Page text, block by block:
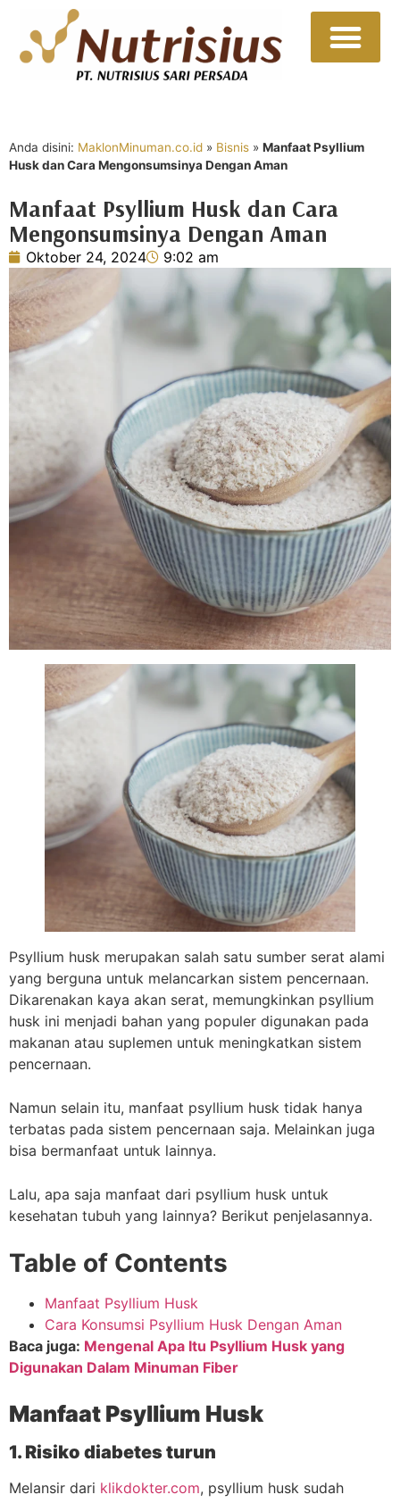
Anda disini: MaklonMinuman.co.id » Bisnis » Manfaat Psyllium
Husk dan Cara Mengonsumsinya Dengan Aman
Manfaat Psyllium Husk dan Cara
Mengonsumsinya Dengan Aman
Oktober 24, 2024 9:02 am
Psyllium husk merupakan salah satu sumber serat alami
yang berguna untuk melancarkan sistem pencernaan.
Dikarenakan kaya akan serat, memungkinkan psyllium
husk ini menjadi bahan yang populer digunakan pada
makanan atau suplemen untuk meningkatkan sistem
pencernaan.
Namun selain itu, manfaat psyllium husk tidak hanya
terbatas pada sistem pencernaan saja. Melainkan juga
bisa bermanfaat untuk lainnya.
Lalu, apa saja manfaat dari psyllium husk untuk
kesehatan tubuh yang lainnya? Berikut penjelasannya.
Table of Contents
Manfaat Psyllium Husk
Cara Konsumsi Psyllium Husk Dengan Aman
Baca juga: Mengenal Apa Itu Psyllium Husk yang
Digunakan Dalam Minuman Fiber
Manfaat Psyllium Husk
1. Risiko diabetes turun
Melansir dari klikdokter.com, psyllium husk sudah